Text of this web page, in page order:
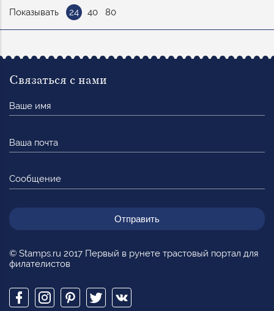
Показывать 24 40 80
© Stamps.ru 2017 Первый в рунете трастовый портал для
филателистов
Связаться с нами
имя
почта
Сообщение